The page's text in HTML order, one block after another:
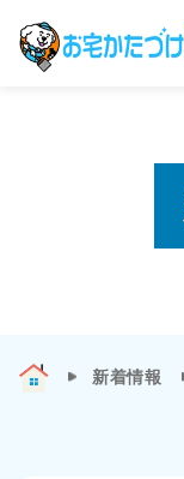
新着情報